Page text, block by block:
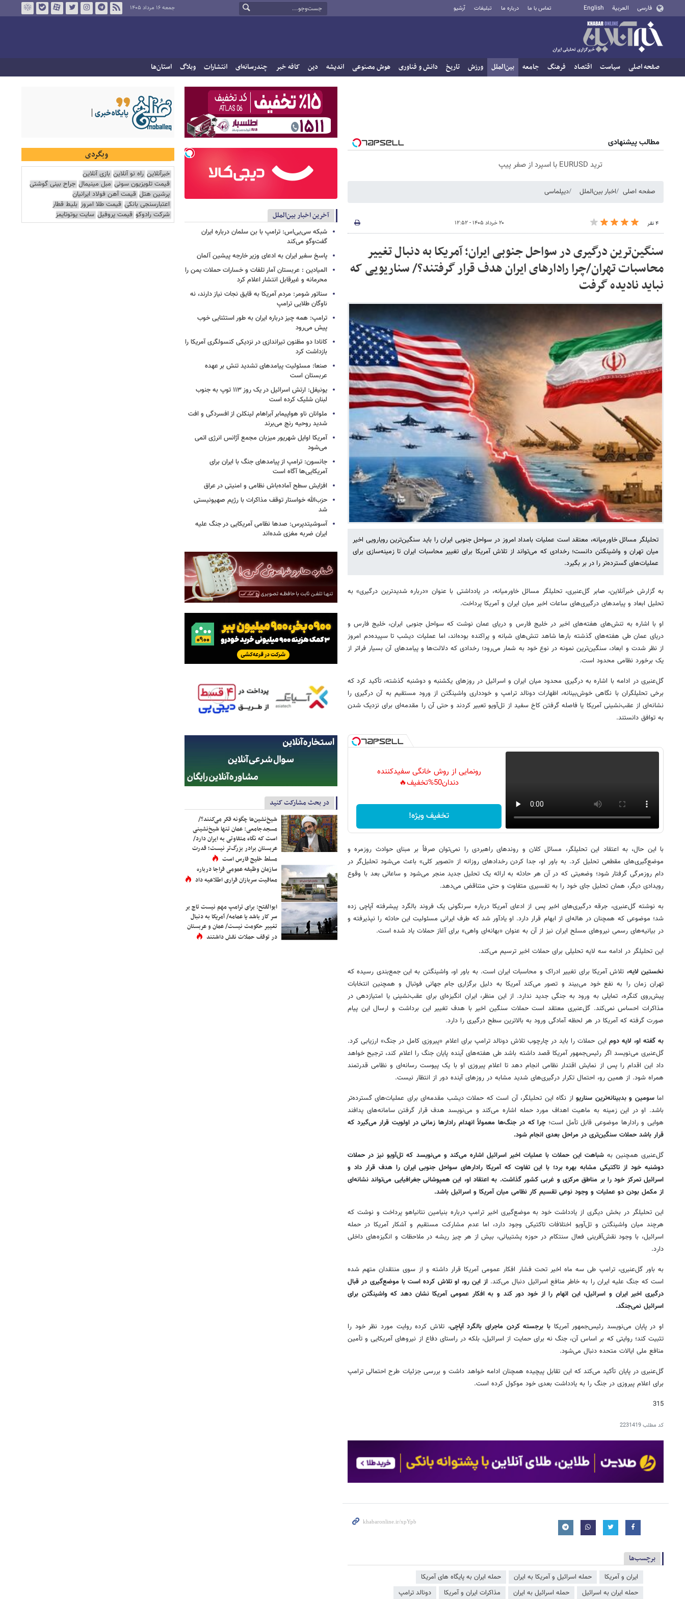
فارسی العربية English تماس با ما درباره ما تبلیغات آرشیو جمعه ۱۶ مرداد ۱۴۰۵
صفحه اصلی سیاست اقتصاد فرهنگ جامعه بین‌الملل ورزش تاریخ دانش و فناوری هوش مصنوعی اندیشه دین کافه خبر چندرسانه‌ای انتشارات وبلاگ استان‌ها
مطالب پیشنهادی
ترید EURUSD با اسپرد از صفر پیپ
صفحه اصلی اخبار بین‌الملل دیپلماسی
۴ نفر ۲۰ خرداد ۱۴۰۵ - ۱۲:۵۲
سنگین‌ترین درگیری در سواحل جنوبی ایران؛ آمریکا به دنبال تغییر
محاسبات تهران/چرا رادارهای ایران هدف قرار گرفتند؟/ سناریویی که
نباید نادیده گرفت
تحلیلگر مسائل خاورمیانه، معتقد است عملیات بامداد امروز در سواحل جنوبی ایران را باید سنگین‌ترین رویارویی اخیر
میان تهران و واشینگتن دانست؛ رخدادی که می‌تواند از تلاش آمریکا برای تغییر محاسبات ایران تا زمینه‌سازی برای
عملیات‌های گسترده‌تر را در بر بگیرد.
به گزارش خبرآنلاین، صابر گل‌عنبری، تحلیلگر مسائل خاورمیانه، در یادداشتی با عنوان «درباره شدیدترین درگیری» به
تحلیل ابعاد و پیامدهای درگیری‌های ساعات اخیر میان ایران و آمریکا پرداخت.
او با اشاره به تنش‌های هفته‌های اخیر در خلیج فارس و دریای عمان نوشت که سواحل جنوبی ایران، خلیج فارس و
دریای عمان طی هفته‌های گذشته بارها شاهد تنش‌های شبانه و پراکنده بوده‌اند، اما عملیات دیشب تا سپیده‌دم امروز
از نظر شدت و ابعاد، سنگین‌ترین نمونه در نوع خود به شمار می‌رود؛ رخدادی که دلالت‌ها و پیامدهای آن بسیار فراتر از
یک برخورد نظامی محدود است.
گل‌عنبری در ادامه با اشاره به درگیری محدود میان ایران و اسرائیل در روزهای یکشنبه و دوشنبه گذشته، تأکید کرد که
برخی تحلیلگران با نگاهی خوش‌بینانه، اظهارات دونالد ترامپ و خودداری واشینگتن از ورود مستقیم به آن درگیری را
نشانه‌ای از عقب‌نشینی آمریکا یا فاصله گرفتن کاخ سفید از تل‌آویو تعبیر کردند و حتی آن را مقدمه‌ای برای نزدیک شدن
به توافق دانستند.
رونمایی از روش خانگی سفیدکننده
دندان50%تخفیف🔥
تخفیف ویژه!
با این حال، به اعتقاد این تحلیلگر، مسائل کلان و روندهای راهبردی را نمی‌توان صرفاً بر مبنای حوادث روزمره و
موضع‌گیری‌های مقطعی تحلیل کرد. به باور او، جدا کردن رخدادهای روزانه از «تصویر کلی» باعث می‌شود تحلیل‌گر در
دام روزمرگی گرفتار شود؛ وضعیتی که در آن هر حادثه به ارائه یک تحلیل جدید منجر می‌شود و ساعاتی بعد با وقوع
رویدادی دیگر، همان تحلیل جای خود را به تفسیری متفاوت و حتی متناقض می‌دهد.
به نوشته گل‌عنبری، جرقه درگیری‌های اخیر پس از ادعای آمریکا درباره سرنگونی یک فروند بالگرد پیشرفته آپاچی زده
شد؛ موضوعی که همچنان در هاله‌ای از ابهام قرار دارد. او یادآور شد که طرف ایرانی مسئولیت این حادثه را نپذیرفته و
در بیانیه‌های رسمی نیروهای مسلح ایران نیز از آن به عنوان «بهانه‌ای واهی» برای آغاز حملات یاد شده است.
این تحلیلگر در ادامه سه لایه تحلیلی برای حملات اخیر ترسیم می‌کند.
نخستین لایه، تلاش آمریکا برای تغییر ادراک و محاسبات ایران است. به باور او، واشینگتن به این جمع‌بندی رسیده که
تهران زمان را به نفع خود می‌بیند و تصور می‌کند آمریکا به دلیل برگزاری جام جهانی فوتبال و همچنین انتخابات
پیش‌روی کنگره، تمایلی به ورود به جنگی جدید ندارد. از این منظر، ایران انگیزه‌ای برای عقب‌نشینی یا امتیازدهی در
مذاکرات احساس نمی‌کند. گل‌عنبری معتقد است حملات سنگین اخیر با هدف تغییر این برداشت و ارسال این پیام
صورت گرفته که آمریکا در هر لحظه آمادگی ورود به بالاترین سطح درگیری را دارد.
به گفته او، لایه دوم این حملات را باید در چارچوب تلاش دونالد ترامپ برای اعلام «پیروزی کامل در جنگ» ارزیابی کرد.
گل‌عنبری می‌نویسد اگر رئیس‌جمهور آمریکا قصد داشته باشد طی هفته‌های آینده پایان جنگ را اعلام کند، ترجیح خواهد
داد این اقدام را پس از نمایش اقتدار نظامی انجام دهد تا اعلام پیروزی او با یک پیوست رسانه‌ای و نظامی قدرتمند
همراه شود. از همین رو، احتمال تکرار درگیری‌های شدید مشابه در روزهای آینده دور از انتظار نیست.
اماسومین و بدبینانه‌ترین سناریواز نگاه این تحلیلگر، آن است که حملات دیشب مقدمه‌ای برای عملیات‌های گسترده‌تر
باشد. او در این زمینه به ماهیت اهداف مورد حمله اشاره می‌کند و می‌نویسد هدف قرار گرفتن سامانه‌های پدافند
هوایی و رادارها موضوعی قابل تأمل است؛چرا که در جنگ‌ها معمولاً انهدام رادارها زمانی در اولویت قرار می‌گیرد که
قرار باشد حملات سنگین‌تری در مراحل بعدی انجام شود.
گل‌عنبری همچنین بهشباهت این حملات با عملیات اخیر اسرائیل اشاره می‌کند و می‌نویسد که تل‌آویو نیز در حملات
دوشنبه خود از تاکتیکی مشابه بهره برد؛ با این تفاوت که آمریکا رادارهای سواحل جنوبی ایران را هدف قرار داد و
اسرائیل تمرکز خود را بر مناطق مرکزی و غربی کشور گذاشت. به اعتقاد او، این همپوشانی جغرافیایی می‌تواند نشانه‌ای
از مکمل بودن دو عملیات و وجود نوعی تقسیم کار نظامی میان آمریکا و اسرائیل باشد.
این تحلیلگر در بخش دیگری از یادداشت خود به موضع‌گیری اخیر ترامپ درباره بنیامین نتانیاهو پرداخت و نوشت که
هرچند میان واشینگتن و تل‌آویو اختلافات تاکتیکی وجود دارد، اما عدم مشارکت مستقیم و آشکار آمریکا در حمله
اسرائیل، با وجود نقش‌آفرینی فعال سنتکام در حوزه پشتیبانی، بیش از هر چیز ریشه در ملاحظات و انگیزه‌های داخلی
دارد.
به باور گل‌عنبری، ترامپ طی سه ماه اخیر تحت فشار افکار عمومی آمریکا قرار داشته و از سوی منتقدان متهم شده
است که جنگ علیه ایران را به خاطر منافع اسرائیل دنبال می‌کند. از این رو، او تلاش کرده است با موضع‌گیری در قبال
درگیری اخیر ایران و اسرائیل، این اتهام را از خود دور کند و به افکار عمومی آمریکا نشان دهد که واشینگتن برای
اسرائیل نمی‌جنگد.
او در پایان می‌نویسد رئیس‌جمهور آمریکا با برجسته کردن ماجرای بالگرد آپاچی، تلاش کرده روایت مورد نظر خود را
تثبیت کند؛ روایتی که بر اساس آن، جنگ نه برای حمایت از اسرائیل، بلکه در راستای دفاع از نیروهای آمریکایی و تأمین
منافع ملی ایالات متحده دنبال می‌شود.
گل‌عنبری در پایان تأکید می‌کند که این تقابل پیچیده همچنان ادامه خواهد داشت و بررسی جزئیات طرح احتمالی ترامپ
برای اعلام پیروزی در جنگ را به یادداشت بعدی خود موکول کرده است.
315
کد مطلب2231419
برچسب‌ها
ایران و آمریکا حمله اسرائیل و آمریکا به ایران
حمله ایران به پایگاه های آمریکا
حمله ایران به اسرائیل
حمله اسرائیل به ایران مذاکرات ایران و آمریکا دونالد ترامپ
آخرین اخبار بین‌الملل
شبکه سی‌بی‌اس: ترامپ با بن سلمان درباره ایران
گفت‌وگو می‌کند
پاسخ سفیر ایران به ادعای وزیر خارجه پیشین آلمان
المیادین : عربستان آمار تلفات و خسارات حملات یمن را
محرمانه و غیرقابل انتشار اعلام کرد
سناتور شومر: مردم آمریکا به قایق نجات نیاز دارند، نه
ناوگان طلایی ترامپ
ترامپ: همه چیز درباره ایران به طور استثنایی خوب
پیش می‌رود
کانادا دو مظنون تیراندازی در نزدیکی کنسولگری آمریکا را
بازداشت کرد
صنعا: مسئولیت پیامدهای تشدید تنش بر عهده
عربستان است
یونیفل: ارتش اسرائیل در یک روز ۱۱۳ توپ به جنوب
لبنان شلیک کرده است
ملوانان ناو هواپیمابر آبراهام لینکلن از افسردگی و افت
شدید روحیه رنج می‌برند
آمریکا اوایل شهریور میزبان مجمع آژانس انرژی اتمی
می‌شود
جانسون: ترامپ از پیامدهای جنگ با ایران برای
آمریکایی‌ها آگاه است
افزایش سطح آماده‌باش نظامی و امنیتی در عراق
حزب‌الله خواستار توقف مذاکرات با رژیم صهیونیستی
شد
آسوشیتدپرس: صدها نظامی آمریکایی در جنگ علیه
ایران ضربه مغزی شده‌اند
در بحث مشارکت کنید
شیخ‌نشین‌ها چگونه فکر می‌کنند؟/
مسجدجامعی: عمان تنها شیخ‌نشینی
است که نگاه متفاوتی به ایران دارد/
عربستان برادر بزرگ‌تر نیست؛ قدرت
مسلط خلیج فارس است
سازمان وظیفه عمومی فراجا درباره
معافیت سربازان فراری اطلاعیه داد
ابوالفتح: برای ترامپ مهم نیست تاج بر
سر کار باشد یا عمامه/ آمریکا به دنبال
تغییر حکومت نیست/ عمان و عربستان
در توقف حملات نقش داشتند
وبگردی
خبرآنلاین راه نو آنلاین بازی آنلاین
قیمت تلویزیون سونی مبل مینیمال جراح بینی گوشتی
پرشین هتل قیمت آهن فولاد ایرانیان
اعتبارسنجی بانکی قیمت طلا امروز بلیط قطار
شرکت رادوکو قیمت پروفیل سایت یوتوتایمز